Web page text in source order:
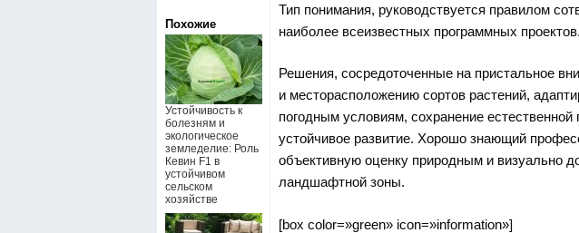
Похожие
Устойчивость к
болезням и
экологическое
земледелие: Роль
Кевин F1 в
устойчивом
сельском
хозяйстве
Тип понимания, руководствуется правилом
наиболее всеизвестных программных проектов.
Решения, сосредоточенные на пристальное
и месторасположению сортов растений,
погодным условиям, сохранение
устойчивое развитие. Хорошо знающий
объективную оценку природным и визуально
ландшафтной зоны.
[box color=»green» icon=»information»]